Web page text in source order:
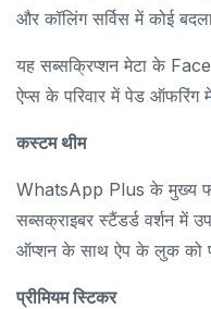
और कॉलिंग सर्विस में कोई
यह सब्सक्रिप्शन मेटा के
ऐप्स के परिवार में पेड ऑफरिंग
कस्टम थीम
WhatsApp Plus के मुख्य
सब्सक्राइबर स्टैंडर्ड वर्शन में
ऑप्शन के साथ ऐप के लुक को
प्रीमियम स्टिकर